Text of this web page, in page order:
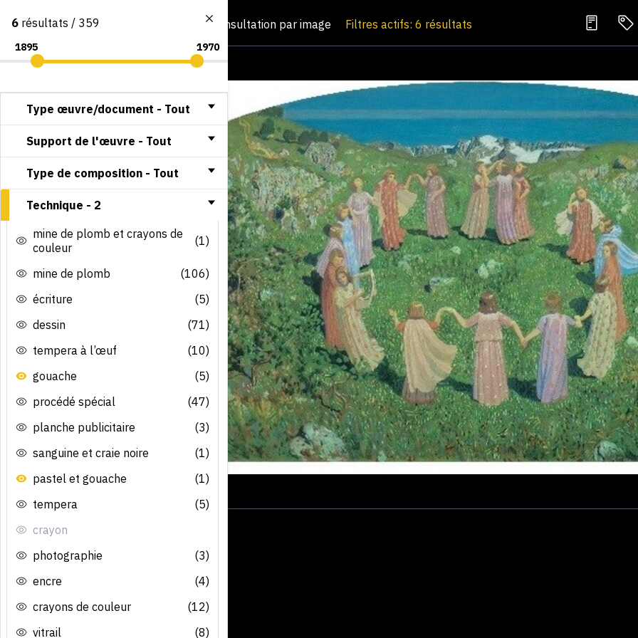
Consultation par image Filtres actifs: 6 résultats
6 résultats / 359
Type œuvre/document - Tout
Support de l'œuvre - Tout
Type de composition - Tout
Technique - 2
mine de plomb et crayons de
couleur
(1)
mine de plomb
(106)
écriture
(5)
dessin
(71)
tempera à l’œuf
(10)
gouache
(5)
procédé spécial
(47)
planche publicitaire
(3)
sanguine et craie noire
(1)
pastel et gouache
(1)
tempera
(5)
crayon
photographie
(3)
encre
(4)
crayons de couleur
(12)
vitrail
(8)